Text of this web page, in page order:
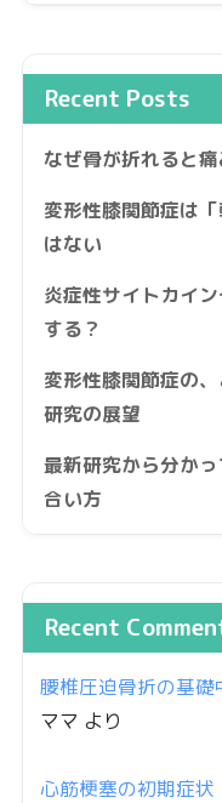
Recent Posts
なぜ骨が折れると
変形性膝関節症は
はない
炎症性サイトカイ
する？
変形性膝関節症の
研究の展望
最新研究から分か
合い方
Recent
腰椎圧迫骨折の基礎
ママ より
心筋梗塞の初期症